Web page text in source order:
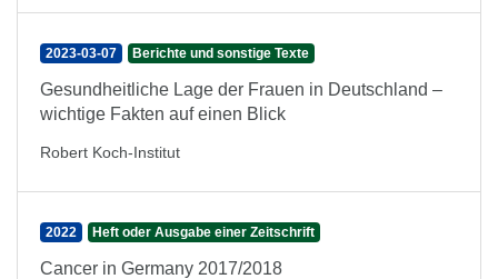
2023-03-07 Berichte und sonstige Texte
Gesundheitliche Lage der Frauen in Deutschland –
wichtige Fakten auf einen Blick
Robert Koch-Institut
2022 Heft oder Ausgabe einer Zeitschrift
Cancer in Germany 2017/2018